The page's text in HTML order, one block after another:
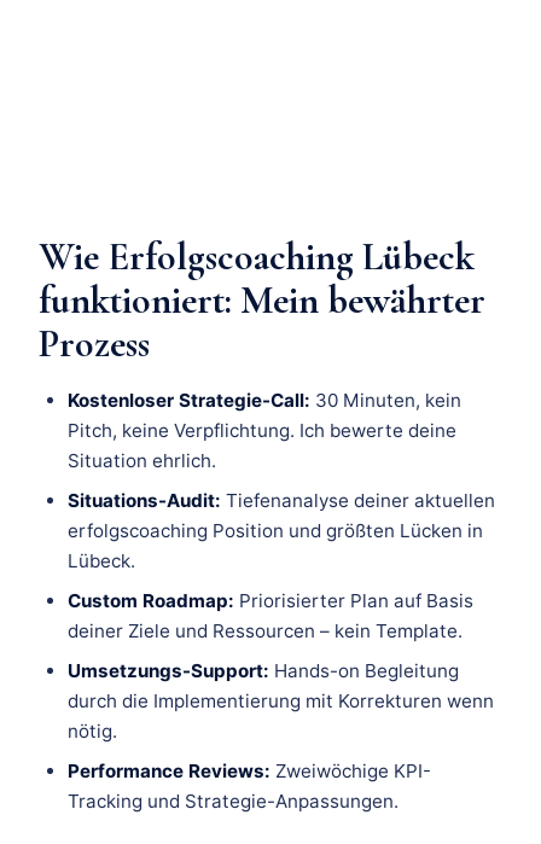
Wie Erfolgscoaching Lübeck
funktioniert: Mein bewährter
Prozess
Kostenloser Strategie-Call: 30 Minuten, kein
Pitch, keine Verpflichtung. Ich bewerte deine
Situation ehrlich.
Situations-Audit: Tiefenanalyse deiner aktuellen
erfolgscoaching Position und größten Lücken in
Lübeck.
Custom Roadmap: Priorisierter Plan auf Basis
deiner Ziele und Ressourcen – kein Template.
Umsetzungs-Support: Hands-on Begleitung
durch die Implementierung mit Korrekturen wenn
nötig.
Performance Reviews: Zweiwöchige KPI-
Tracking und Strategie-Anpassungen.